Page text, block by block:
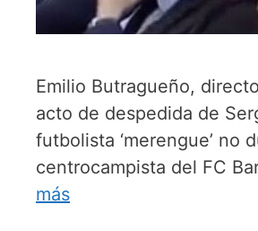
Emilio Butragueño,
acto de despedida de
futbolista ‘merengue’ no
centrocampista del FC
más